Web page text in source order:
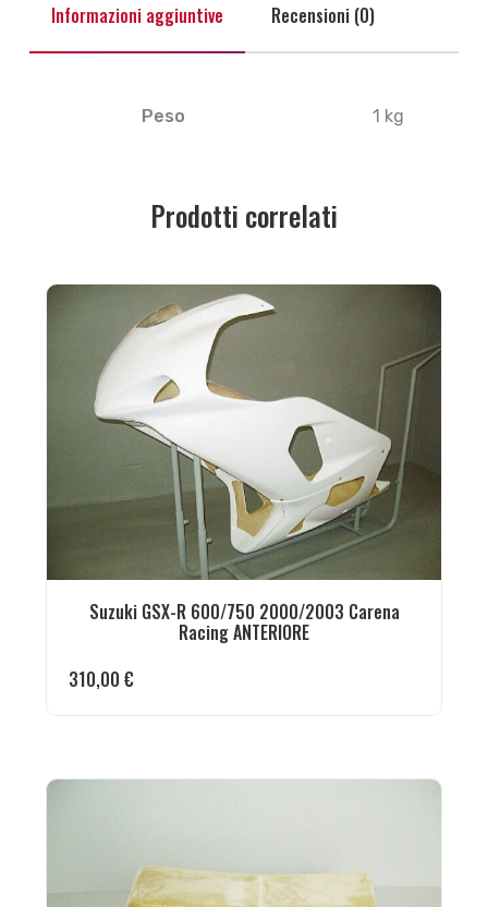
Informazioni aggiuntive Recensioni (0)
Peso 1 kg
Prodotti correlati
Suzuki GSX-R 600/750 2000/2003 Carena
Racing ANTERIORE
310,00 €